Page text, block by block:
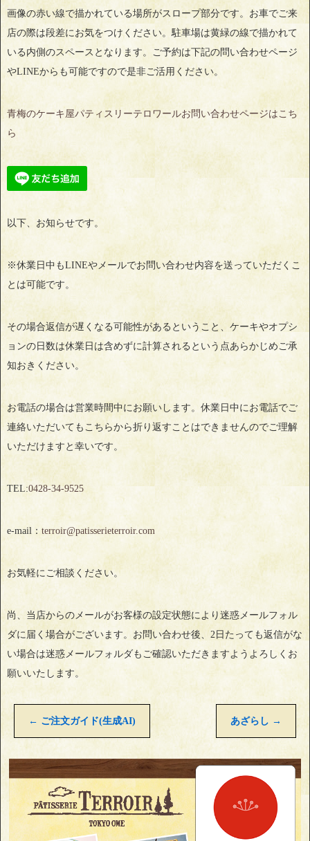
画像の赤い線で描かれている場所がスロープ部分です。お車でご来
店の際は段差にお気をつけください。駐車場は黄緑の線で描かれて
いる内側のスペースとなります。ご予約は下記の問い合わせページ
やLINEからも可能ですので是非ご活用ください。
青梅のケーキ屋パティスリーテロワールお問い合わせページはこち
ら
以下、お知らせです。
※休業日中もLINEやメールでお問い合わせ内容を送っていただくこ
とは可能です。
その場合返信が遅くなる可能性があるということ、ケーキやオプシ
ョンの日数は休業日は含めずに計算されるという点あらかじめご承
知おきください。
お電話の場合は営業時間中にお願いします。休業日中にお電話でご
連絡いただいてもこちらから折り返すことはできませんのでご理解
いただけますと幸いです。
TEL:0428‐34‐9525
e-mail： terroir@patisserieterroir.com
お気軽にご相談ください。
尚、当店からのメールがお客様の設定状態により迷惑メールフォル
ダに届く場合がございます。お問い合わせ後、2日たっても返信がな
い場合は迷惑メールフォルダもご確認いただきますようよろしくお
願いいたします。
← ご注文ガイド(生成AI) あざらし →